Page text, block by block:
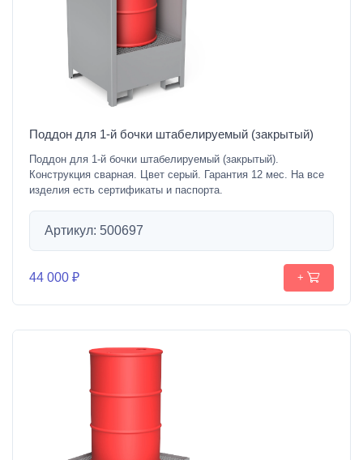
Поддон для 1-й бочки штабелируемый (закрытый)
Поддон для 1-й бочки штабелируемый (закрытый).
Конструкция сварная. Цвет серый. Гарантия 12 мес. На все
изделия есть сертификаты и паспорта.
Артикул: 500697
44 000 ₽ +